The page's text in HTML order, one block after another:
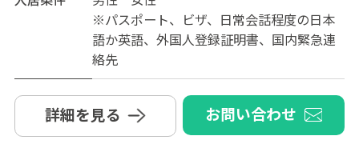
※パスポート、ビザ、日常会話程度の日本
語か英語、外国人登録証明書、国内緊急連
絡先
詳細を見る お問い合わせ